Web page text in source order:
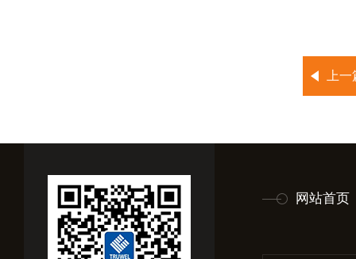
上
网站首页